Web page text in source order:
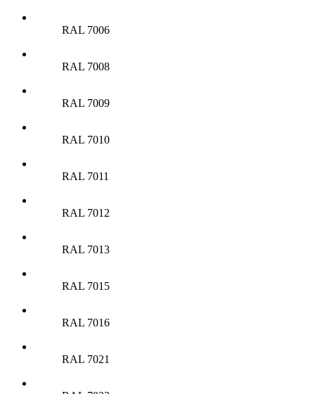
RAL 7006
RAL 7008
RAL 7009
RAL 7010
RAL 7011
RAL 7012
RAL 7013
RAL 7015
RAL 7016
RAL 7021